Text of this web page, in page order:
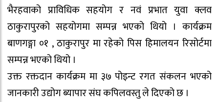
भैरहवाको प्राविधिक सहयोग र नवं प्रभात युवा क्लव
ठाकुरापुरको सहयोगमा सम्पन्न भएको थियो । कार्यक्रम
बाणगङ्गा ०१ , ठाकुरापुर मा रहेको पिस हिमालयन रिसोर्टमा
सम्पन्न भएको थियो ।
उक्त रक्तदान कार्यक्रम मा ३७ पोइन्ट रगत संकलन भएको
जानकारी उद्योग ब्यापार संघ कपिलवस्तु ले दिएको छ ।